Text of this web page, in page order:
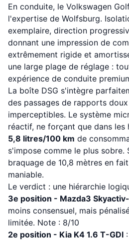
En conduite, le Volkswagen
l'expertise de Wolfsburg.
exemplaire, direction
donnant une impression de
extrêmement rigide et
une large plage de réglage :
expérience de conduite
La boîte DSG s'intègre
des passages de rapports
imperceptibles. Le système
réactif, ne forçant que dans les
5,8 litres/100 km de
s'impose comme le plus sobre.
braquage de 10,8 mètres en
maniable.
Le verdict : une hiérarchie
3e position - Mazda3
moins consensuel, mais
limitée. Note : 8/10
2e position - Kia K4 1.6 T-GDI